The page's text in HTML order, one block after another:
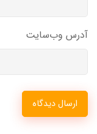
آدرس وب‌سایت
ارسال دیدگاه